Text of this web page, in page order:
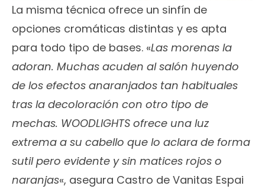
La misma técnica ofrece un sinfín de
opciones cromáticas distintas y es apta
para todo tipo de bases. «Las morenas la
adoran. Muchas acuden al salón huyendo
de los efectos anaranjados tan habituales
tras la decoloración con otro tipo de
mechas. WOODLIGHTS ofrece una luz
extrema a su cabello que lo aclara de forma
sutil pero evidente y sin matices rojos o
naranjas«, asegura Castro de Vanitas Espai